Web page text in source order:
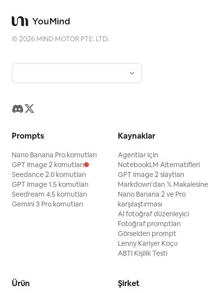
©2026 MIND MOTOR PTE. LTD.
Prompts
Nano Banana Pro komutları
GPT Image 2 komutları
Seedance 2.0 komutları
GPT Image 1.5 komutları
Seedream 4.5 komutları
Gemini 3 Pro komutları
Kaynaklar
Agentlar için
NotebookLM Alternatifleri
GPT Image 2 slaytları
Markdown'dan 𝕏 Makalesine
Nano Banana 2 ve Pro
karşılaştırması
AI fotoğraf düzenleyici
Fotoğraf promptları
Görselden prompt
Lenny Kariyer Koçu
ABTI Kişilik Testi
Ürün Şirket